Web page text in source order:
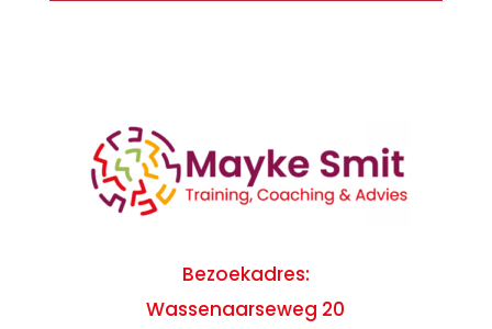
Bezoekadres:
Wassenaarseweg 20